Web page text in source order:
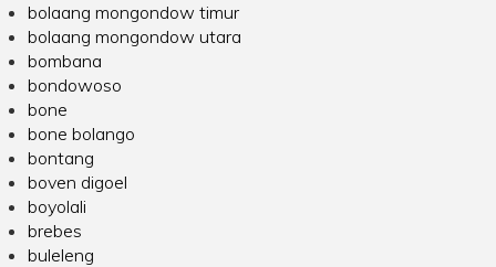
bolaang mongondow timur
bolaang mongondow utara
bombana
bondowoso
bone
bone bolango
bontang
boven digoel
boyolali
brebes
buleleng